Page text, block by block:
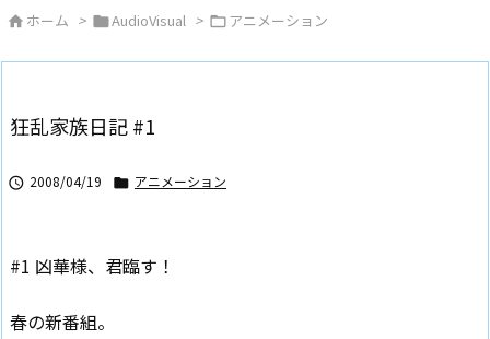
 ホーム > AudioVisual > アニメーション
狂乱家族日記 #1
 2008/04/19  アニメーション
#1 凶華様、君臨す！
春の新番組。